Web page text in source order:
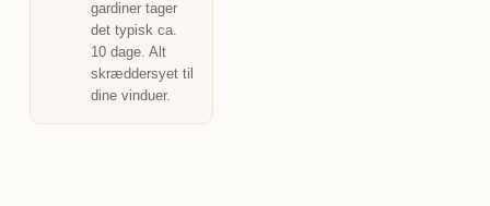
gardiner tager
det typisk ca.
10 dage. Alt
skræddersyet til
dine vinduer.